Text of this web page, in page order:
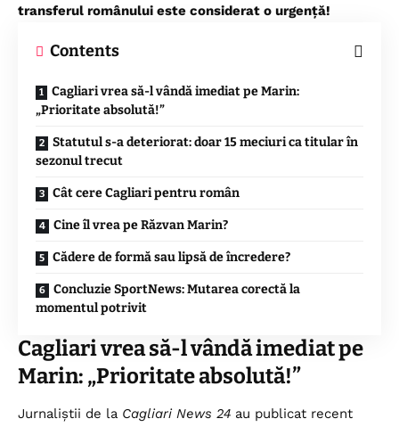
transferul românului este considerat o urgență!
Contents
Cagliari vrea să-l vândă imediat pe Marin:
„Prioritate absolută!”
Statutul s-a deteriorat: doar 15 meciuri ca titular în
sezonul trecut
Cât cere Cagliari pentru român
Cine îl vrea pe Răzvan Marin?
Cădere de formă sau lipsă de încredere?
Concluzie SportNews: Mutarea corectă la
momentul potrivit
Cagliari vrea să-l vândă imediat pe
Marin: „Prioritate absolută!”
Jurnaliștii de la Cagliari News 24 au publicat recent